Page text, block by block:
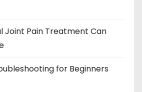
Joint Pain Treatment Can
for Beginners